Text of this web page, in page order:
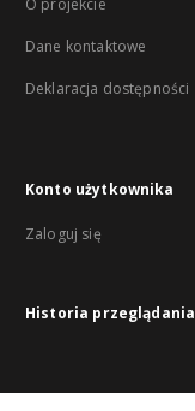
O projekcie
Dane kontaktowe
Deklaracja dostępności
Konto użytkownika
Zaloguj się
Historia przeglądania